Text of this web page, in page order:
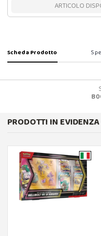
ARTICOLO
Scheda Prodotto
PRODOTTI IN EVIDENZA